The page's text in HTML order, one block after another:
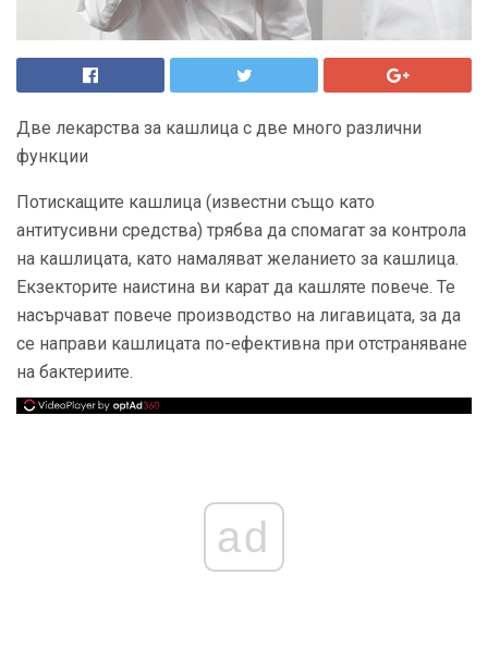
Две лекарства за кашлица с две много различни
функции
Потискащите кашлица (известни също като
антитусивни средства) трябва да спомагат за контрола
на кашлицата, като намаляват желанието за кашлица.
Екзекторите наистина ви карат да кашляте повече. Те
насърчават повече производство на лигавицата, за да
се направи кашлицата по-ефективна при отстраняване
на бактериите.
ad